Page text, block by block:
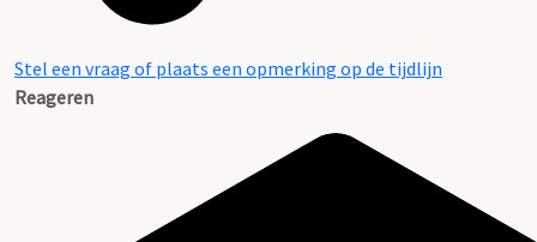
Stel een vraag of plaats een opmerking op de tijdlijn
Reageren